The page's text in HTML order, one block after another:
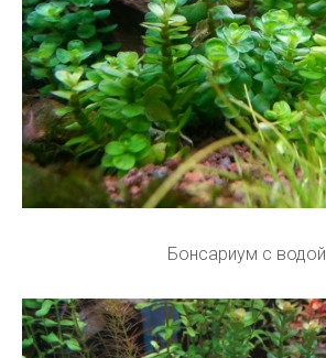
Бонсариум с водой